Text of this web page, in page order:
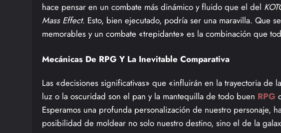
hace pensar en un combate más dinámico y fluido que el del
Mass Effect. Esto, bien ejecutado, podría ser una maravilla. Que
memorables y un combate «trepidante» es la combinación que
Mecánicas De RPG Y La Inevitable Comparativa
Las «decisiones significativas» que «influirán en la trayectoria de
luz o la oscuridad son el pan y la mantequilla de todo buen RPG
Esperamos una profunda personalización de nuestro personaje,
posibilidad de moldear no solo nuestro destino, sino el de la